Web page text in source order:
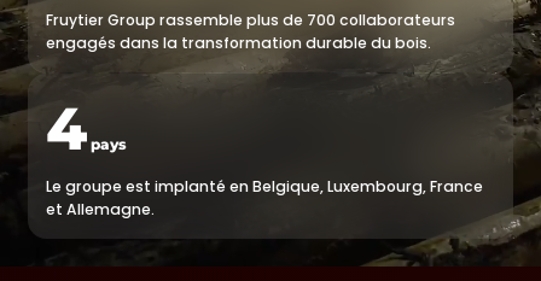
Fruytier Group rassemble plus de 700 collaborateurs
engagés dans la transformation durable du bois.
4 pays
Le groupe est implanté en Belgique, Luxembourg, France
et Allemagne.